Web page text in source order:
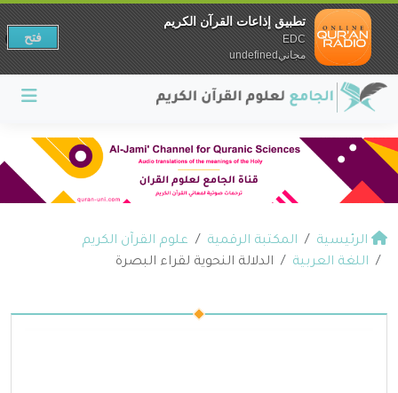
الرئيسية المكتبة الرقمية
علوم القرآن الكريم
اللغة العربية
الدلالة النحوية لقراء البصرة
تطبيق إذاعات القرآن الكريم
EDC
مجانيundefined
فتح